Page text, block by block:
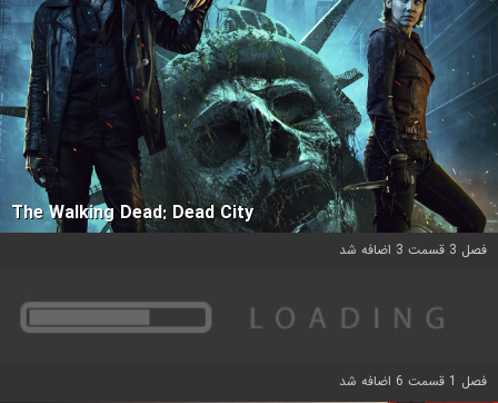
The Walking Dead: Dead City
فصل 3 قسمت 3 اضافه شد
فصل 1 قسمت 6 اضافه شد